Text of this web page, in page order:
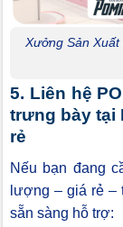
Xưởng Sản
5. Liên hệ
trưng bày tại
rẻ
Nếu bạn đang
lượng – giá rẻ –
sẵn sàng hỗ trợ: